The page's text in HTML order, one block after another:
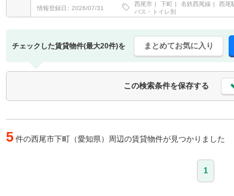
情報登録日 2026/07/31
西尾市 下町 名鉄西尾線 西尾
バス・トイレ別
チェックした賃貸物件(最大20件)を まとめてお気に入り
この検索条件を保存する
5 件の西尾市下町（愛知県）周辺の賃貸物件が見つかりました
1